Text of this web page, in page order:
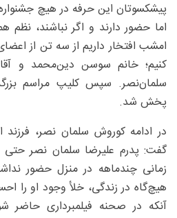
پیشکسوتان این حرفه در هیچ
اما حضور دارند و اگر نباشند، نظم
امشب افتخار داریم از سه تن از
کنیم؛ خانم سوسن دین‌محمد و
سلمان‌نصر. سپس کلیپ مراسم
پخش شد.
در ادامه کوروش سلمان نصر،
گفت: پدرم علیرضا سلمان نصر حتی
زمانی چندماهه در منزل حضور
هیچ‌گاه در زندگی، خلأ وجود او را
آنکه در صحنه فیلمبرداری حاضر